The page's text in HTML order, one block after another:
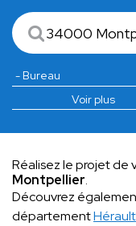
Voir plus
Réalisez le projet de
Montpellier.
Découvrez
départementHérault